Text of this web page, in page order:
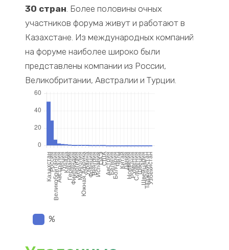
30 стран . Более половины очных
участников форума живут и работают в
Казахстане. Из международных компаний
на форуме наиболее широко были
представлены компании из России,
Великобритании, Австралии и Турции.
%